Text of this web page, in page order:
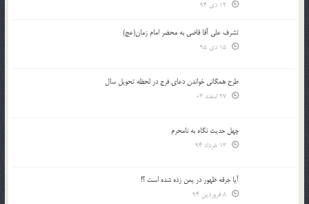
تشرف علي آقا قاضي به محضر امام زمان(عج)
طرح همگانی خواندن دعای فرج در لحظه تحویل سال
چهل حدیث نگاه به نامحرم
آیا جرقه ظهور در یمن زده شده است ؟!